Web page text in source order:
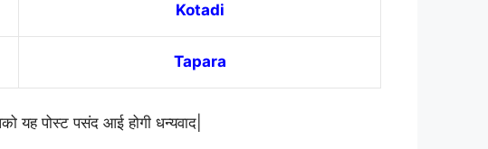
Kotadi
Tapara
पोस्ट पसंद आई होगी धन्यवाद|